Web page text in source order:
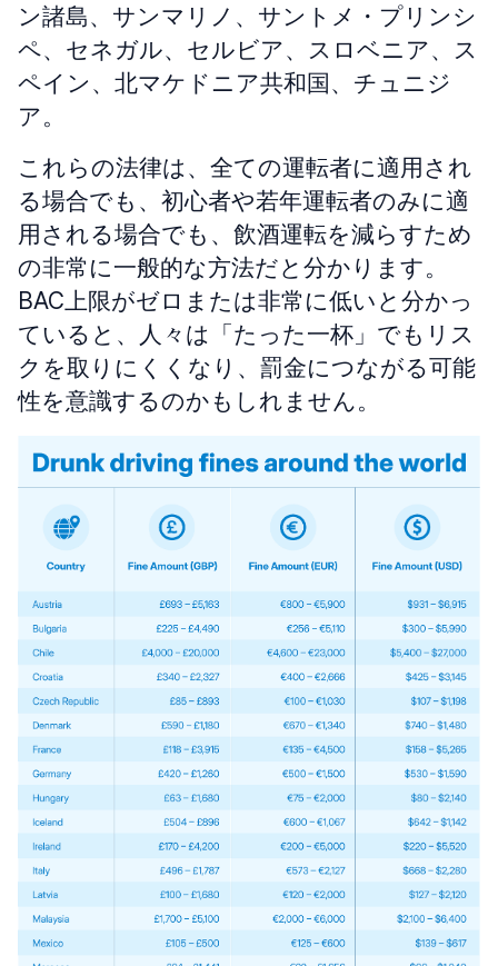
ン諸島、サンマリノ、サントメ・プリンシ
ペ、セネガル、セルビア、スロベニア、ス
ペイン、北マケドニア共和国、チュニジ
ア。
これらの法律は、全ての運転者に適用され
る場合でも、初心者や若年運転者のみに適
用される場合でも、飲酒運転を減らすため
の非常に一般的な方法だと分かります。
BAC上限がゼロまたは非常に低いと分かっ
ていると、人々は「たった一杯」でもリス
クを取りにくくなり、罰金につながる可能
性を意識するのかもしれません。